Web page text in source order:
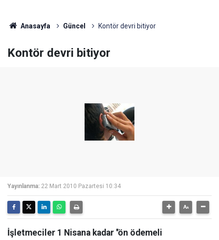
Anasayfa Güncel Kontör devri bitiyor
Kontör devri bitiyor
Yayınlanma: 22 Mart 2010 Pazartesi 10:34
İşletmeciler 1 Nisana kadar ''ön ödemeli